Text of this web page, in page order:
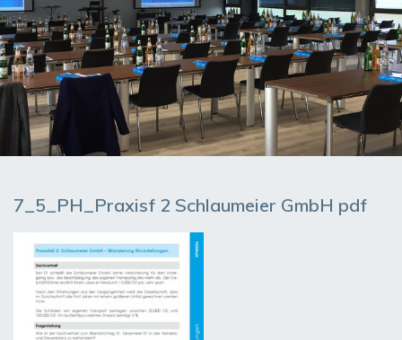
7_5_PH_Praxisf 2 Schlaumeier GmbH pdf